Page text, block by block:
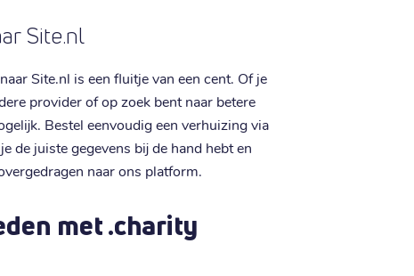
Site.nl
Site.nl is een fluitje van een cent. Of je
provider of op zoek bent naar betere
Bestel eenvoudig een verhuizing via
de juiste gegevens bij de hand hebt en
naar ons platform.
met .charity